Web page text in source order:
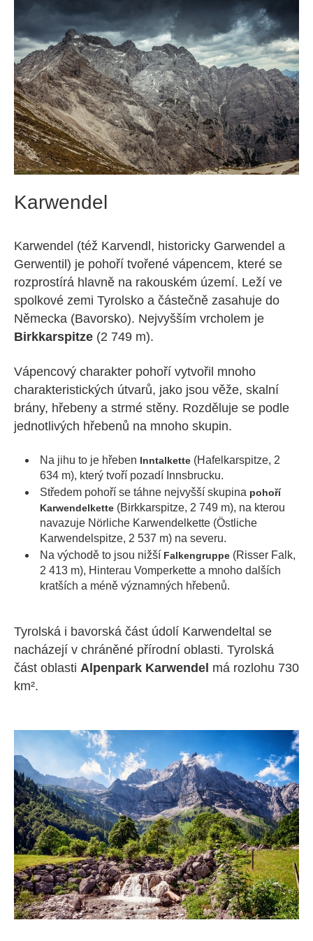
Karwendel
Karwendel (též Karvendl, historicky Garwendel a
Gerwentil) je pohoří tvořené vápencem, které se
rozprostírá hlavně na rakouském území. Leží ve
spolkové zemi Tyrolsko a částečně zasahuje do
Německa (Bavorsko). Nejvyšším vrcholem je
Birkkarspitze (2 749 m).
Vápencový charakter pohoří vytvořil mnoho
charakteristických útvarů, jako jsou věže, skalní
brány, hřebeny a strmé stěny. Rozděluje se podle
jednotlivých hřebenů na mnoho skupin.
Na jihu to je hřeben Inntalkette (Hafelkarspitze, 2
634 m), který tvoří pozadí Innsbrucku.
Středem pohoří se táhne nejvyšší skupina pohoří
Karwendelkette (Birkkarspitze, 2 749 m), na kterou
navazuje Nörliche Karwendelkette (Östliche
Karwendelspitze, 2 537 m) na severu.
Na východě to jsou nižší Falkengruppe (Risser Falk,
2 413 m), Hinterau Vomperkette a mnoho dalších
kratších a méně významných hřebenů.
Tyrolská i bavorská část údolí Karwendeltal se
nacházejí v chráněné přírodní oblasti. Tyrolská
část oblasti Alpenpark Karwendel má rozlohu 730
km².